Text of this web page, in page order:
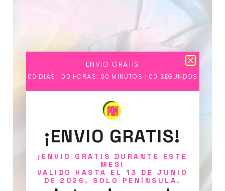
ENVIO GRATIS
00 DIAS : 00 HORAS: 00 MINUTOS : 00 SEGUNDOS
¡ENVIO GRATIS!
¡ENVIO GRATIS DURANTE ESTE
MES!
VALIDO HASTA EL 13 DE JUNIO
DE 2026. SOLO PENÍNSULA.